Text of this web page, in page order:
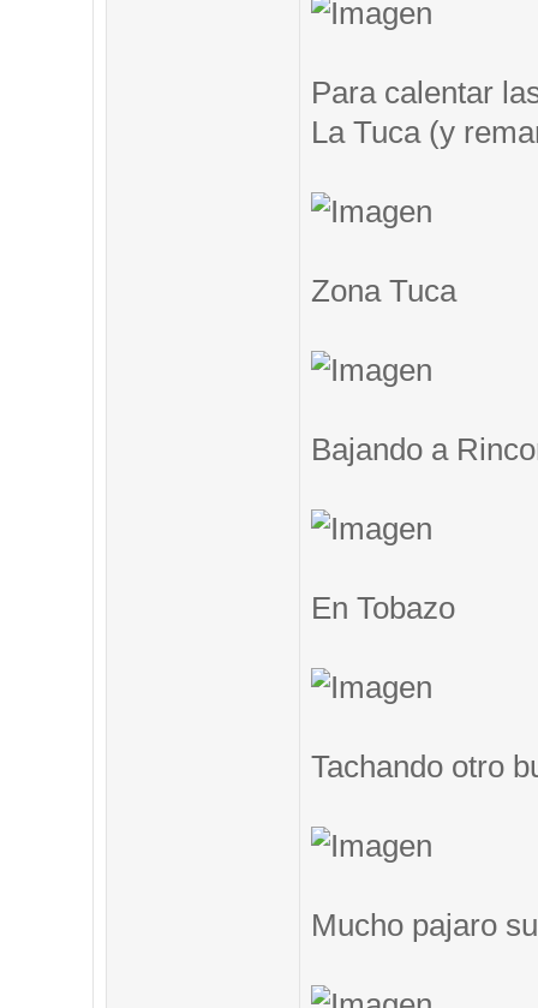
Para calentar
La Tuca (y
Zona Tuca
Bajando a
En Tobazo
Tachando otro
Mucho pajaro